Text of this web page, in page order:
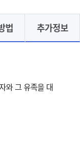
법 추가정보
와 그 유족을 대